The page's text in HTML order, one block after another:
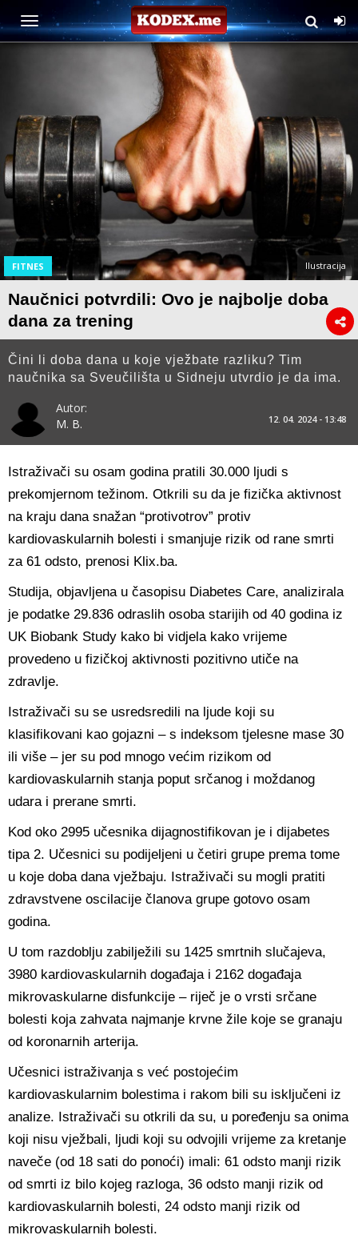
FITNES Ilustracija
Naučnici potvrdili: Ovo je najbolje doba
dana za trening
Čini li doba dana u koje vježbate razliku? Tim
naučnika sa Sveučilišta u Sidneju utvrdio je da ima.
Autor:
M. B.
12. 04. 2024 - 13:48
Istraživači su osam godina pratili 30.000 ljudi s
prekomjernom težinom. Otkrili su da je fizička aktivnost
na kraju dana snažan “protivotrov” protiv
kardiovaskularnih bolesti i smanjuje rizik od rane smrti
za 61 odsto, prenosi Klix.ba.
Studija, objavljena u časopisu Diabetes Care, analizirala
je podatke 29.836 odraslih osoba starijih od 40 godina iz
UK Biobank Study kako bi vidjela kako vrijeme
provedeno u fizičkoj aktivnosti pozitivno utiče na
zdravlje.
Istraživači su se usredsredili na ljude koji su
klasifikovani kao gojazni – s indeksom tjelesne mase 30
ili više – jer su pod mnogo većim rizikom od
kardiovaskularnih stanja poput srčanog i moždanog
udara i prerane smrti.
Kod oko 2995 učesnika dijagnostifikovan je i dijabetes
tipa 2. Učesnici su podijeljeni u četiri grupe prema tome
u koje doba dana vježbaju. Istraživači su mogli pratiti
zdravstvene oscilacije članova grupe gotovo osam
godina.
U tom razdoblju zabilježili su 1425 smrtnih slučajeva,
3980 kardiovaskularnih događaja i 2162 događaja
mikrovaskularne disfunkcije – riječ je o vrsti srčane
bolesti koja zahvata najmanje krvne žile koje se granaju
od koronarnih arterija.
Učesnici istraživanja s već postojećim
kardiovaskularnim bolestima i rakom bili su isključeni iz
analize. Istraživači su otkrili da su, u poređenju sa onima
koji nisu vježbali, ljudi koji su odvojili vrijeme za kretanje
naveče (od 18 sati do ponoći) imali: 61 odsto manji rizik
od smrti iz bilo kojeg razloga, 36 odsto manji rizik od
kardiovaskularnih bolesti, 24 odsto manji rizik od
mikrovaskularnih bolesti.